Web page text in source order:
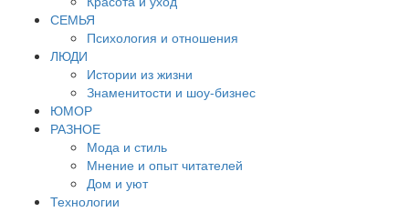
СЕМЬЯ
Психология и отношения
ЛЮДИ
Истории из жизни
Знаменитости и шоу-бизнес
ЮМОР
РАЗНОЕ
Мода и стиль
Мнение и опыт читателей
Дом и уют
Технологии